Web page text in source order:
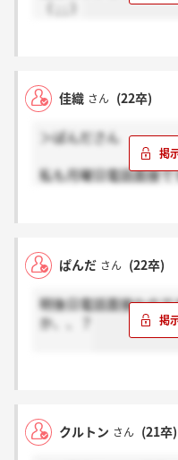
佳織 さん (22卒)
＞ぱんださん
私も月曜日電話面接
ぱんだ さん (22卒)
明後日電話面接なの
か、、？
クルトン さん (21卒)